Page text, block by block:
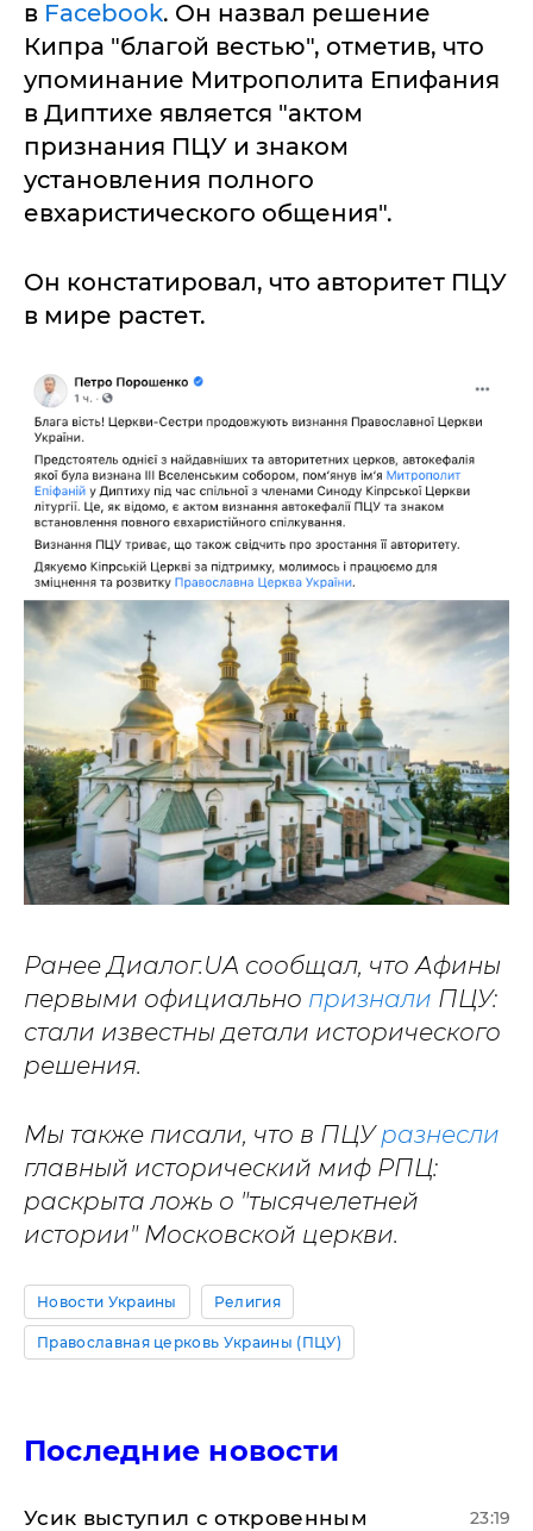
в Facebook. Он назвал решение
Кипра "благой вестью", отметив, что
упоминание Митрополита Епифания
в Диптихе является "актом
признания ПЦУ и знаком
установления полного
евхаристического общения".
Он констатировал, что авторитет ПЦУ
в мире растет.
Ранее Диалог.UA сообщал, что Афины
первыми официально признали ПЦУ:
стали известны детали исторического
решения.
Мы также писали, что в ПЦУразнесли
главный исторический миф РПЦ:
раскрыта ложь о "тысячелетней
истории" Московской церкви.
Новости Украины Религия
Православная церковь Украины (ПЦУ)
Последние новости
Усик выступил с откровенным 23:19